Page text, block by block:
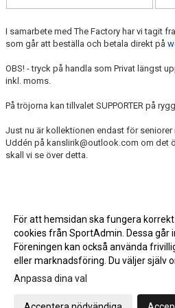
I samarbete med The Factory har vi tagit
som går att beställa och betala direkt på
OBS! - tryck på handla som Privat längst
inkl. moms.
På tröjorna kan tillvalet SUPPORTER på
Just nu är kollektionen endast för seniorer
Uddén på kanslirik@outlook.com om det
skall vi se över detta.
Gå till Webbversion
För att hemsidan ska fungera
cookies från SportAdmin. Dessa går
Föreningen kan också använda
eller marknadsföring. Du väljer själv
Anpassa dina val